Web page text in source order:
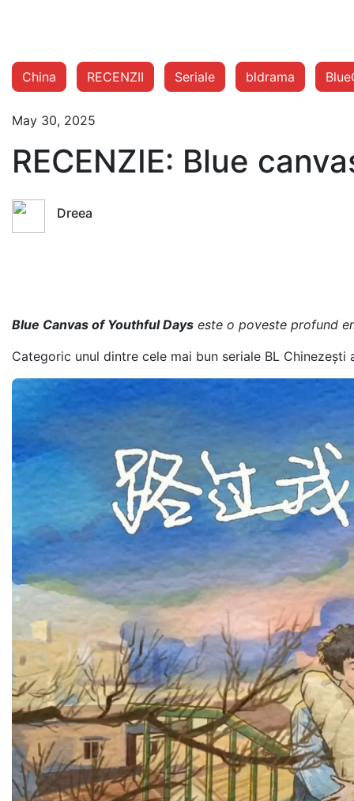
China RECENZII Seriale bldrama
May 30, 2025
RECENZIE: Blue
Dreea
Blue Canvas of Youthful Days este o poveste profund
Categoric unul dintre cele mai bun seriale BL Chinezești